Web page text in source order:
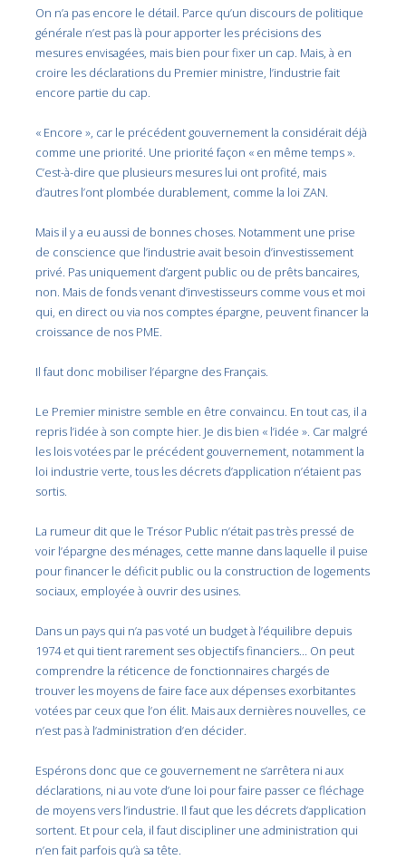
On n’a pas encore le détail. Parce qu’un discours de politique
générale n’est pas là pour apporter les précisions des
mesures envisagées, mais bien pour fixer un cap. Mais, à en
croire les déclarations du Premier ministre, l’industrie fait
encore partie du cap.
« Encore », car le précédent gouvernement la considérait déjà
comme une priorité. Une priorité façon « en même temps ».
C’est-à-dire que plusieurs mesures lui ont profité, mais
d’autres l’ont plombée durablement, comme la loi ZAN.
Mais il y a eu aussi de bonnes choses. Notamment une prise
de conscience que l’industrie avait besoin d’investissement
privé. Pas uniquement d’argent public ou de prêts bancaires,
non. Mais de fonds venant d’investisseurs comme vous et moi
qui, en direct ou via nos comptes épargne, peuvent financer la
croissance de nos PME.
Il faut donc mobiliser l’épargne des Français.
Le Premier ministre semble en être convaincu. En tout cas, il a
repris l’idée à son compte hier. Je dis bien « l’idée ». Car malgré
les lois votées par le précédent gouvernement, notamment la
loi industrie verte, tous les décrets d’application n’étaient pas
sortis.
La rumeur dit que le Trésor Public n’était pas très pressé de
voir l’épargne des ménages, cette manne dans laquelle il puise
pour financer le déficit public ou la construction de logements
sociaux, employée à ouvrir des usines.
Dans un pays qui n’a pas voté un budget à l’équilibre depuis
1974 et qui tient rarement ses objectifs financiers… On peut
comprendre la réticence de fonctionnaires chargés de
trouver les moyens de faire face aux dépenses exorbitantes
votées par ceux que l’on élit. Mais aux dernières nouvelles, ce
n’est pas à l’administration d’en décider.
Espérons donc que ce gouvernement ne s’arrêtera ni aux
déclarations, ni au vote d’une loi pour faire passer ce fléchage
de moyens vers l’industrie. Il faut que les décrets d’application
sortent. Et pour cela, il faut discipliner une administration qui
n’en fait parfois qu’à sa tête.